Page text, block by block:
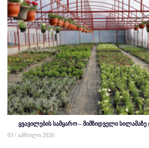
ყვავილების სამყარო – მიმზიდველი
03 / აპრილი 2026